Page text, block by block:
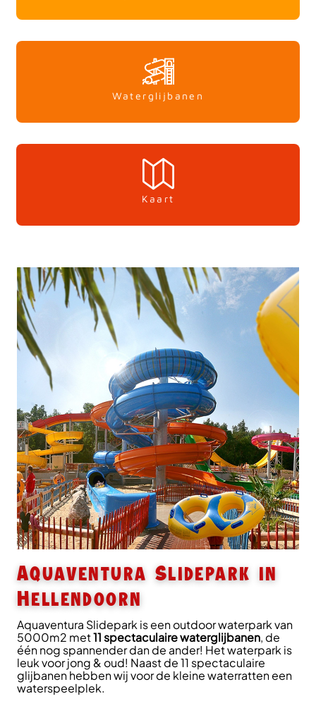
Waterglijbanen
Kaart
Aquaventura Slidepark in
Hellendoorn
Aquaventura Slidepark is een outdoor waterpark van
5000m2 met11 spectaculaire waterglijbanen, de
één nog spannender dan de ander! Het waterpark is
leuk voor jong & oud! Naast de 11 spectaculaire
glijbanen hebben wij voor de kleine waterratten een
waterspeelplek.